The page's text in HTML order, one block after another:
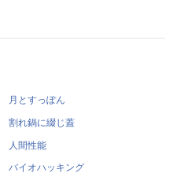
月とすっぽん
割れ鍋に綴じ蓋
人間性能
バイオハッキング